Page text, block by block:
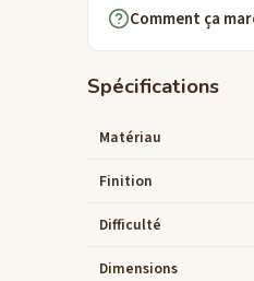
Comment ça
Spécifications
Matériau
Finition
Difficulté
Dimensions